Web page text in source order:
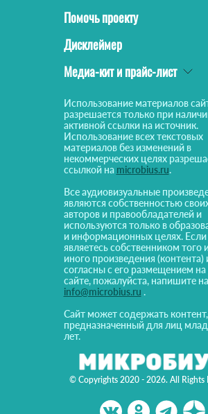
© Copyrights 2020 - 2026. All Rights
Помочь проекту
Дисклеймер
Медиа-кит и прайс-лист
Использование материалов
разрешается только при
активной ссылки на источник.
Использование всех текстовых
материалов без изменений в
некоммерческих целях
ссылкой на microbius.ru.
Все аудиовизуальные
являются собственностью
авторов и правообладателей и
используются только в
и информационных целях.
являетесь собственником того
иного произведения (контента)
согласны с его размещением
сайте, пожалуйста, напишите на
info@microbius.ru .
Сайт может содержать
предназначенный для лиц
лет.